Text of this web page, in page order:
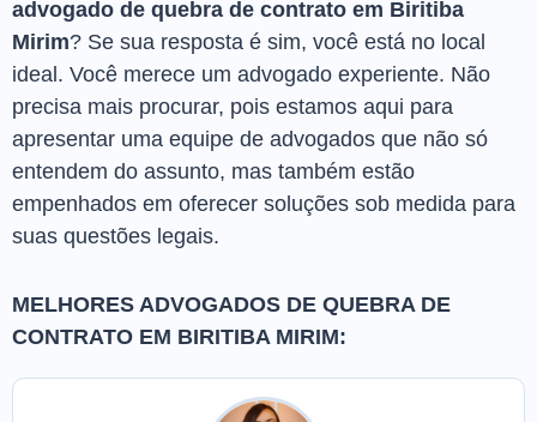
advogado de quebra de contrato em Biritiba
Mirim? Se sua resposta é sim, você está no local
ideal. Você merece um advogado experiente. Não
precisa mais procurar, pois estamos aqui para
apresentar uma equipe de advogados que não só
entendem do assunto, mas também estão
empenhados em oferecer soluções sob medida para
suas questões legais.
MELHORES ADVOGADOS DE QUEBRA DE
CONTRATO EM BIRITIBA MIRIM: